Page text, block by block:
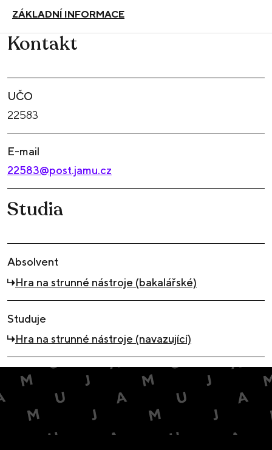
ZÁKLADNÍ INFORMACE
Kontakt
UČO
22583
E-mail
22583@post.jamu.cz
Studia
Absolvent
Hra na strunné nástroje (bakalářské)
Studuje
Hra na strunné nástroje (navazující)